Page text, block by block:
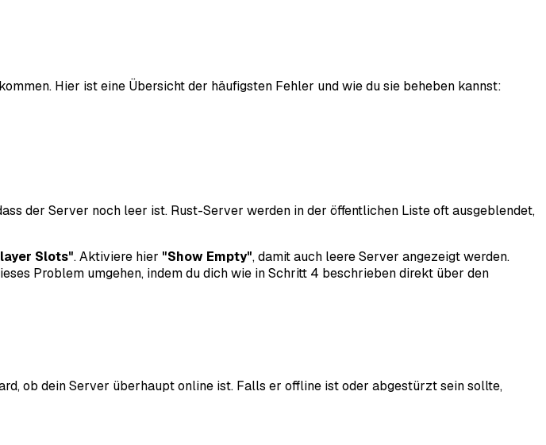
Hier ist eine Übersicht der häufigsten Fehler und wie du sie beheben kannst:
der Server noch leer ist. Rust-Server werden in der öffentlichen Liste oft ausgeblendet,
Slots". Aktiviere hier "Show Empty", damit auch leere Server angezeigt werden.
Problem umgehen, indem du dich wie in Schritt 4 beschrieben direkt über den
ob dein Server überhaupt online ist. Falls er offline ist oder abgestürzt sein sollte,